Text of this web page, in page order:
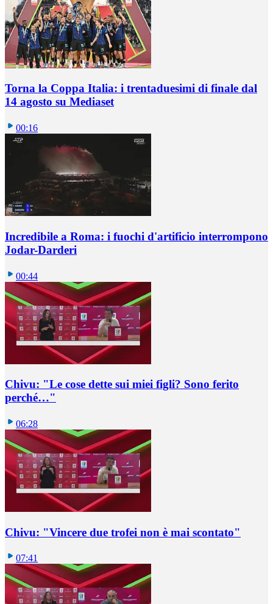
Torna la Coppa Italia: i trentaduesimi di finale dal
14 agosto su Mediaset
00:16
Incredibile a Roma: i fuochi d'artificio interrompono
Jodar-Darderi
00:44
Chivu: "Le cose dette sui miei figli? Sono ferito
perché…"
06:28
Chivu: "Vincere due trofei non è mai scontato"
07:41